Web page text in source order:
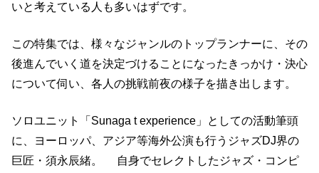
ファンクラブ
キーワード一覧
いと考えている人も多いはずです。
この特集では、様々なジャンルのトップランナーに、その
後進んでいく道を決定づけることになったきっかけ・決心
について伺い、各人の挑戦前夜の様子を描き出します。
ソロユニット「Sunaga t experience」としての活動筆頭
に、ヨーロッパ、アジア等海外公演も行うジャズDJ界の
巨匠・須永辰緒。 自身でセレクトしたジャズ・コンピ